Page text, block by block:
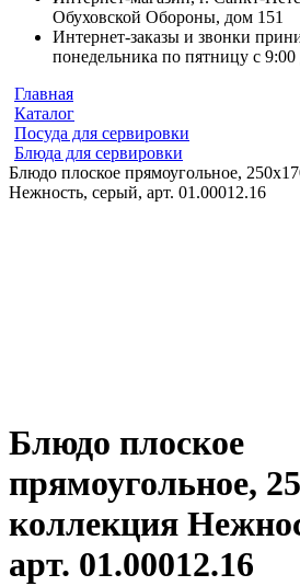
Обуховской Обороны, дом 151
Интернет-заказы и звонки
понедельника по пятницу с 9:00
Главная
Каталог
Посуда для сервировки
Блюда для сервировки
Блюдо плоское прямоугольное,
Нежность, серый, арт. 01.00012.16
Блюдо плоское
прямоугольное,
коллекция
арт. 01.00012.16